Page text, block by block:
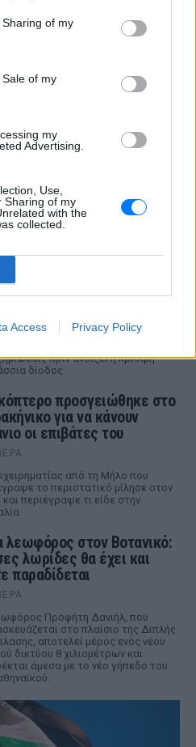
of my
of my
my
Advertising.
Use,
Sharing of my
with the
collected.
Access Privacy Policy
χτύπησαν Aramco, Ιράν
τους όρους για τα
από επίθεση drone - Η Τεχεράνη
αποχώρηση αμερικανικών
πριν ανοίξει η κρίσιμη
δίοδος
προσγειώθηκε στο
για να κάνουν
οι επιβάτες του
από τη Μήλο που
το περιστατικό μίλησε στον
και περιέγραψε τι είδε στην
λεωφόρος στον Βοτανικό:
λωρίδες θα έχει και
παραδίδεται
Προφήτη Δανιήλ, που
στο πλαίσιο της Διπλής
αποτελεί μέρος ενός νέου
δικτύου 8 χιλιομέτρων και
άμεσα με το νέο γήπεδο του